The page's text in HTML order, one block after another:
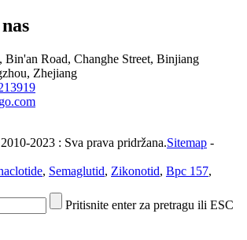
Bin'an Road, Changhe Street, Binjiang
Zhejiang
2023 : Sva prava pridržana.Sitemap -
, Semaglutid, Zikonotid, Bpc 157,
Pritisnite enter za pretragu ili ESC